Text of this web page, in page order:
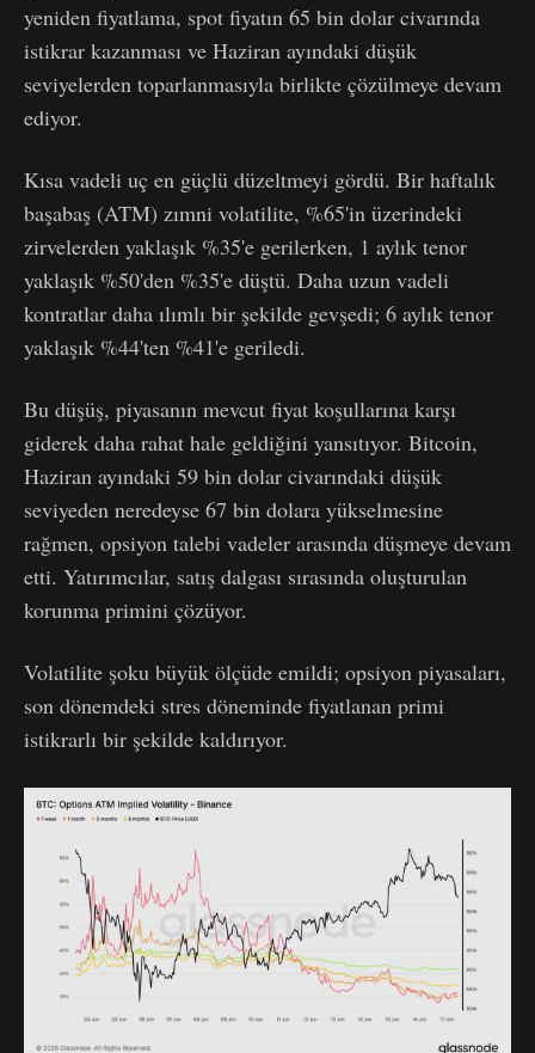
yeniden fiyatlama, spot fiyatın 65 bin dolar civarında
istikrar kazanması ve Haziran ayındaki düşük
seviyelerden toparlanmasıyla birlikte çözülmeye devam
ediyor.
Kısa vadeli uç en güçlü düzeltmeyi gördü. Bir haftalık
başabaş (ATM) zımni volatilite, %65'in üzerindeki
zirvelerden yaklaşık %35'e gerilerken, 1 aylık tenor
yaklaşık %50'den %35'e düştü. Daha uzun vadeli
kontratlar daha ılımlı bir şekilde gevşedi; 6 aylık tenor
yaklaşık %44'ten %41'e geriledi.
Bu düşüş, piyasanın mevcut fiyat koşullarına karşı
giderek daha rahat hale geldiğini yansıtıyor. Bitcoin,
Haziran ayındaki 59 bin dolar civarındaki düşük
seviyeden neredeyse 67 bin dolara yükselmesine
rağmen, opsiyon talebi vadeler arasında düşmeye devam
etti. Yatırımcılar, satış dalgası sırasında oluşturulan
korunma primini çözüyor.
Volatilite şoku büyük ölçüde emildi; opsiyon piyasaları,
son dönemdeki stres döneminde fiyatlanan primi
istikrarlı bir şekilde kaldırıyor.